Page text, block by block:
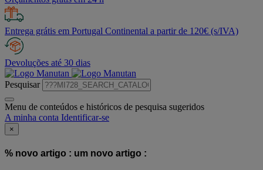
Entrega grátis em Portugal Continental a partir de 120€ (s/IVA)
Devoluções até 30 dias
Pesquisar
Menu de conteúdos e históricos de pesquisa sugeridos
A minha conta Identificar-se
×
% novo artigo : um novo artigo :